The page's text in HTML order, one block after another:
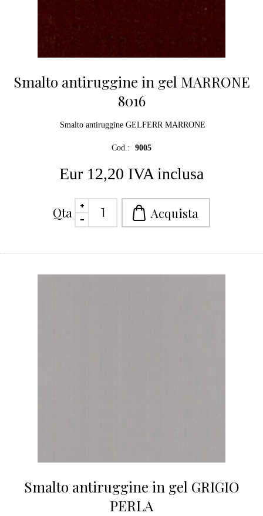
Smalto antiruggine in gel MARRONE
8016
Smalto antiruggine GELFERR MARRONE
Cod.: 9005
Eur 12,20 IVA inclusa
Qta
Smalto antiruggine in gel GRIGIO
PERLA